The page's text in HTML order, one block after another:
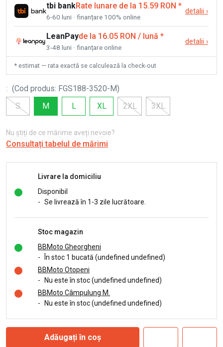
tbi bankRate lunare de la 15.59 RON *
6-60 luni · finanțare 100% online
detalii ›
LeanPayde la 16.05 RON / lună *
3-48 luni · finanțare online
detalii ›
* estimat — rata exactă se calculează la check-out
: (Cod produs: FGS188-3520-M)
S
M L XL 2XL 3XL
Nu știți de ce mărime aveți nevoie?
Consultați tabelul de mărimi
Livrare la domiciliu
Disponibil
- Se livrează în 1-3 zile lucrătoare.
Stoc magazin
BBMoto Gheorgheni
-
În stoc 1 bucată (undefined undefined)
BBMoto Otopeni
-
Nu este în stoc (undefined undefined)
BBMoto Câmpulung M.
-
Nu este în stoc (undefined undefined)
Adăugați în coș